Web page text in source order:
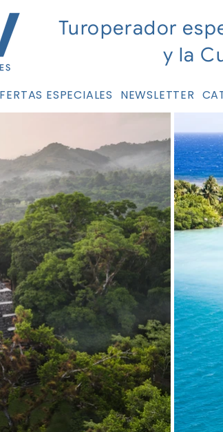
Turoperador
y la
ESPECIALES NEWSLETTER